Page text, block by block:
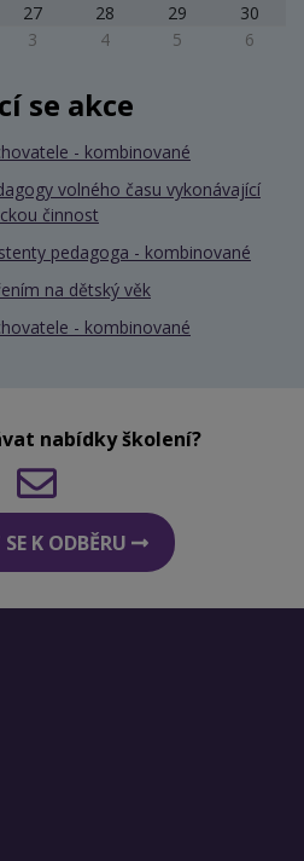
27 28 29
30
3 4 5 6
se akce
- kombinované
volného času vykonávající
činnost
pedagoga - kombinované
na dětský věk
- kombinované
nabídky školení?
K ODBĚRU